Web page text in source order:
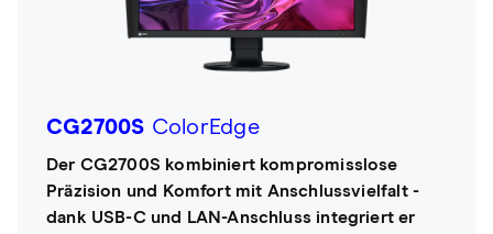
CG2700S ColorEdge
Der CG2700S kombiniert kompromisslose
Präzision und Komfort mit Anschlussvielfalt -
dank USB-C und LAN-Anschluss integriert er